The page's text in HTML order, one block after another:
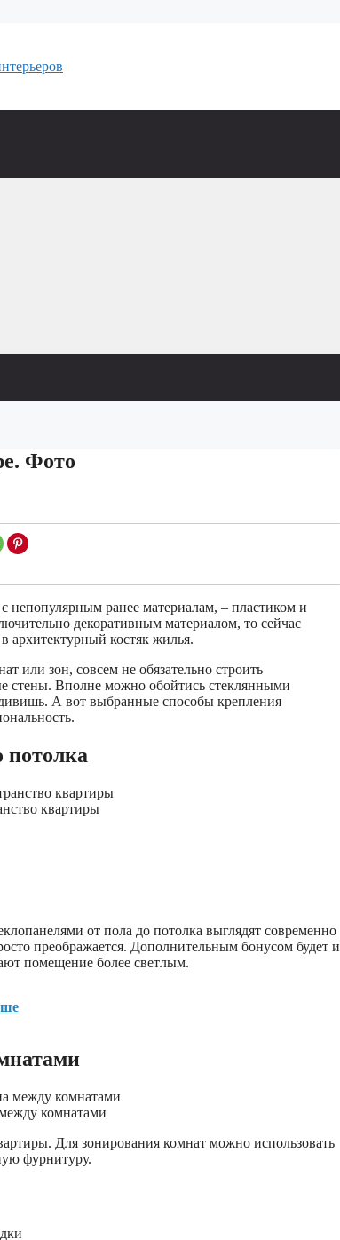
Фото
непопулярным ранее материалам, – пластиком и
декоративным материалом, то сейчас
архитектурный костяк жилья.
или зон, совсем не обязательно строить
стены. Вполне можно обойтись стеклянными
А вот выбранные способы крепления
потолка
квартиры
от пола до потолка выглядят современно
преображается. Дополнительным бонусом будет и
помещение более светлым.
комнатами
Для зонирования комнат можно использовать
фурнитуру.